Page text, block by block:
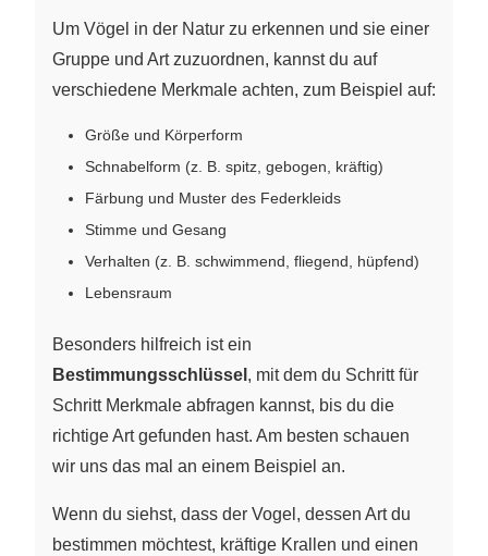
Um Vögel in der Natur zu erkennen und sie einer
Gruppe und Art zuzuordnen, kannst du auf
verschiedene Merkmale achten, zum Beispiel auf:
Größe und Körperform
Schnabelform (z. B. spitz, gebogen, kräftig)
Färbung und Muster des Federkleids
Stimme und Gesang
Verhalten (z. B. schwimmend, fliegend, hüpfend)
Lebensraum
Besonders hilfreich ist ein
Bestimmungsschlüssel , mit dem du Schritt für
Schritt Merkmale abfragen kannst, bis du die
richtige Art gefunden hast. Am besten schauen
wir uns das mal an einem Beispiel an.
Wenn du siehst, dass der Vogel, dessen Art du
bestimmen möchtest, kräftige Krallen und einen